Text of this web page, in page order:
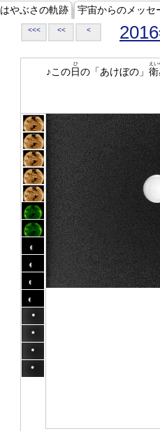
はやぶさの軌跡 宇宙からのメッセ
<<< << <
♪この日
ひ
の「あけぼの」
えい